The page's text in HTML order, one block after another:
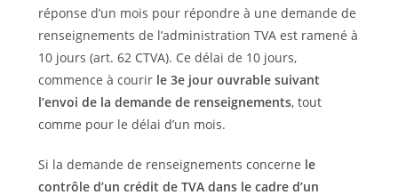
réponse d’un mois pour répondre à une demande de
renseignements de l’administration TVA est ramené à
10 jours (art. 62 CTVA). Ce délai de 10 jours,
commence à courir le 3e jour ouvrable suivant
l’envoi de la demande de renseignements, tout
comme pour le délai d’un mois.
Si la demande de renseignements concerne le
contrôle d’un crédit de TVA dans le cadre d’un